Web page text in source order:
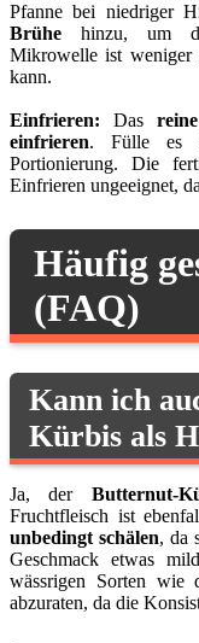
Pfanne bei niedriger
Brühe hinzu, um
Mikrowelle ist weniger
kann.
Einfrieren: Das
einfrieren. Fülle es
Portionierung. Die
Einfrieren ungeeignet,
Häufig
(FAQ)
Kann ich
Kürbis als
Ja, der Butternut-
Fruchtfleisch ist
unbedingt schälen, da
Geschmack etwas
wässrigen Sorten wie
abzuraten, da die